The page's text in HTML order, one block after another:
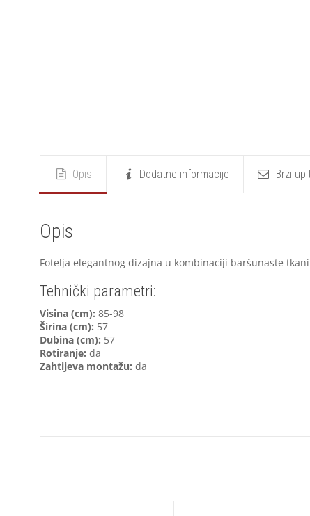
Opis Dodatne informacije Brzi
Opis
Fotelja elegantnog dizajna u kombinaciji baršunaste
Tehnički parametri:
Visina (cm): 85-98
Širina (cm): 57
Dubina (cm): 57
Rotiranje: da
Zahtijeva montažu: da